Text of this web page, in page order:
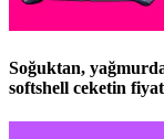
Soğuktan,
softshell ceketin